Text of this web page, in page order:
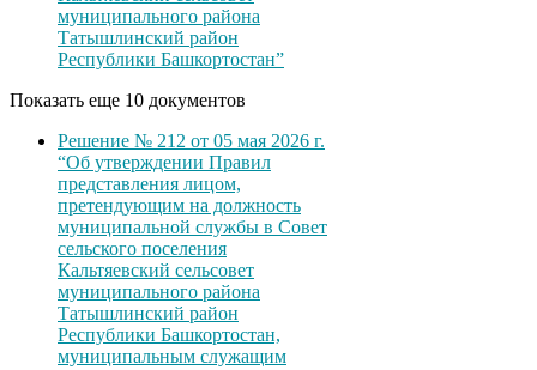
муниципального района
Татышлинский район
Республики Башкортостан”
Показать еще 10 документов
Решение № 212 от 05 мая 2026 г.
“Об утверждении Правил
представления лицом,
претендующим на должность
муниципальной службы в Совет
сельского поселения
Кальтяевский сельсовет
муниципального района
Татышлинский район
Республики Башкортостан,
муниципальным служащим